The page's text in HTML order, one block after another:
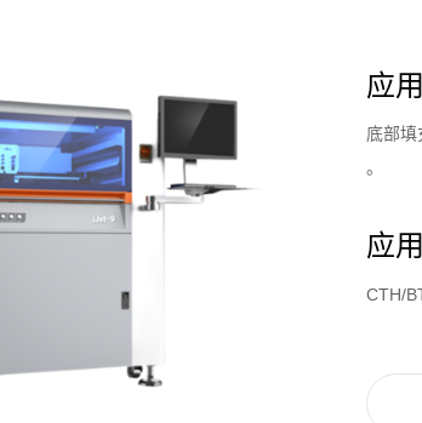
应
底部
。
应
CTH/